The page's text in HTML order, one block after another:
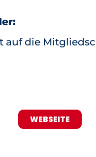
auf die
WEBSEITE